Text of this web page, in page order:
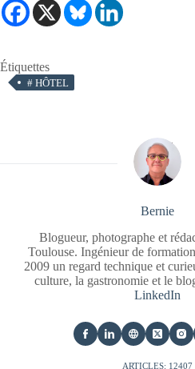
Étiquettes
# HÔTEL
Bernie
Blogueur, photographe et
Toulouse. Ingénieur de
2009 un regard technique et
culture, la gastronomie et le
LinkedIn
ARTICLES: 12407